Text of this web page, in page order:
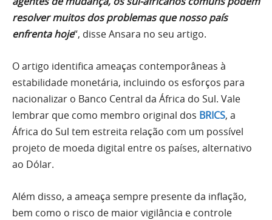
resolver muitos dos problemas que nosso país
enfrenta hoje“, disse Ansara no seu artigo.
O artigo identifica ameaças contemporâneas à
estabilidade monetária, incluindo os esforços para
nacionalizar o Banco Central da África do Sul. Vale
lembrar que como membro original dos BRICS, a
África do Sul tem estreita relação com um possível
projeto de moeda digital entre os países, alternativo
ao Dólar.
Além disso, a ameaça sempre presente da inflação,
bem como o risco de maior vigilância e controle